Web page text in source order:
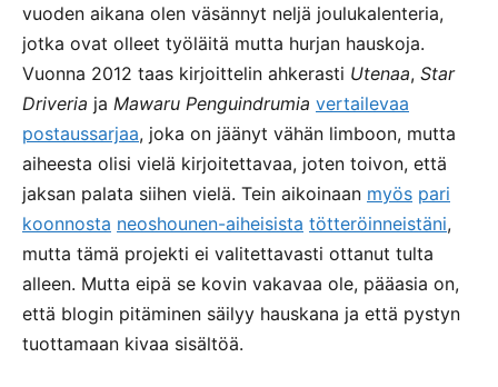
vuoden aikana olen väsännyt neljä joulukalenteria,
jotka ovat olleet työläitä mutta hurjan hauskoja.
Vuonna 2012 taas kirjoittelin ahkerasti Utenaa, Star
Driveria ja Mawaru Penguindrumia vertailevaa
postaussarjaa, joka on jäänyt vähän limboon, mutta
aiheesta olisi vielä kirjoitettavaa, joten toivon, että
jaksan palata siihen vielä. Tein aikoinaan myös pari
koonnosta neoshounen-aiheisista tötteröinneistäni,
mutta tämä projekti ei valitettavasti ottanut tulta
alleen. Mutta eipä se kovin vakavaa ole, pääasia on,
että blogin pitäminen säilyy hauskana ja että pystyn
tuottamaan kivaa sisältöä.